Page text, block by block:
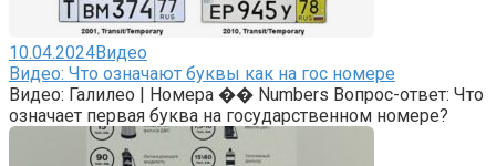
10.04.2024Видео
Видео: Что означают буквы как на гос номере
Видео: Галилео | Номера �� Numbers Вопрос-ответ: Что
означает первая буква на государственном номере?